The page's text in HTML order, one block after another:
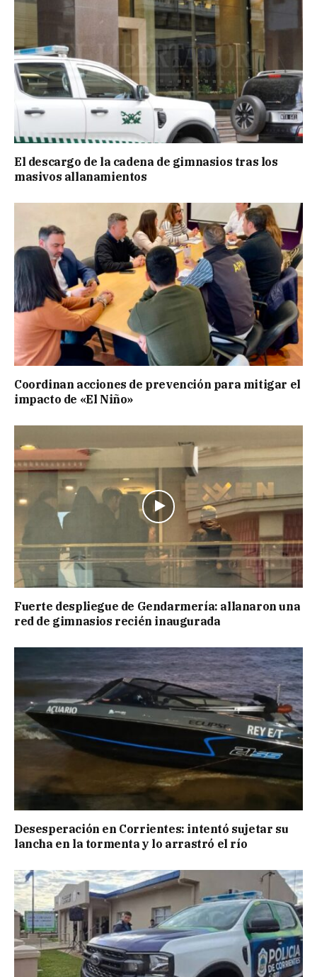
El descargo de la cadena de gimnasios tras los
masivos allanamientos
Coordinan acciones de prevención para mitigar el
impacto de «El Niño»
Fuerte despliegue de Gendarmería: allanaron una
red de gimnasios recién inaugurada
Desesperación en Corrientes: intentó sujetar su
lancha en la tormenta y lo arrastró el río